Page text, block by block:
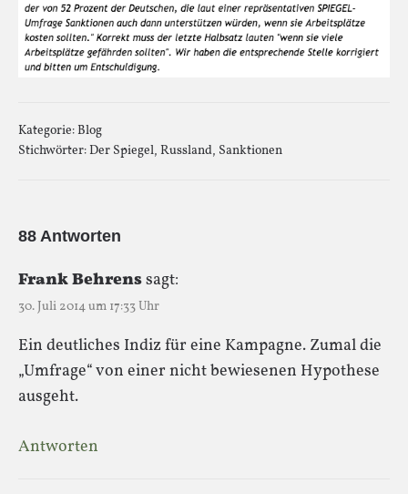
Kategorie:Blog
Stichwörter:Der Spiegel, Russland, Sanktionen
88 Antworten
Frank Behrenssagt:
30. Juli 2014 um 17:33 Uhr
Ein deutliches Indiz für eine Kampagne. Zumal die
„Umfrage“ von einer nicht bewiesenen Hypothese
ausgeht.
Antworten